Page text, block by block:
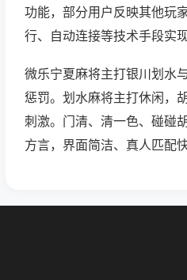
功能，部分用户反映其他玩
行、自动连接等技术手段实
微乐宁夏麻将主打银川划水
惩罚。划水麻将主打休闲，
刺激。门清、清一色、碰碰
方言，界面简洁、真人匹配